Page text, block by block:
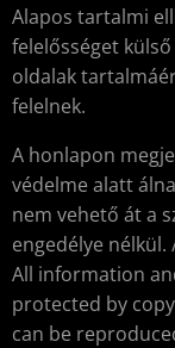
Alapos tartalmi
felelősséget
oldalak
felelnek.
A honlapon
védelme alatt
nem vehető át a
engedélye nélkül.
All information
protected by
can be